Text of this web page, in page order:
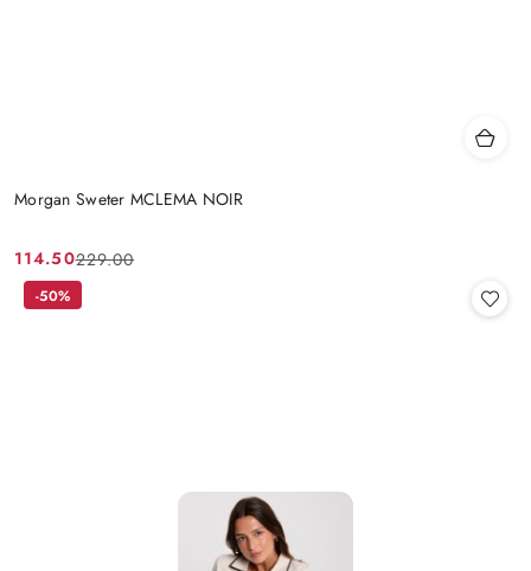
Morgan Sweter MCLEMA NOIR
Cena
promocyjna:
114.50
Cena
przed
229.00
-50%